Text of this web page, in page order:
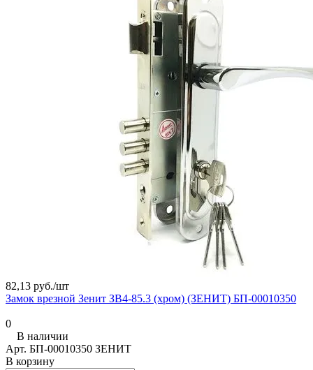
82,13 руб./шт
Замок врезной Зенит ЗВ4-85.3 (хром) (ЗЕНИТ) БП-00010350
0
В наличии
Арт. БП-00010350 ЗЕНИТ
В корзину